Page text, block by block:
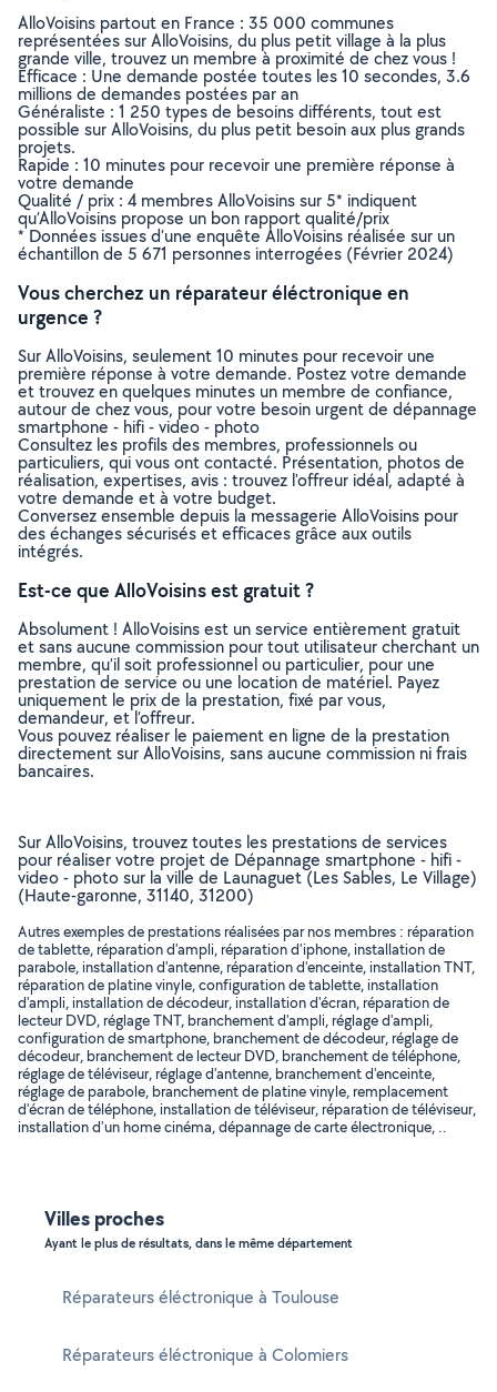
AlloVoisins partout en France : 35 000 communes
représentées sur AlloVoisins, du plus petit village à la plus
grande ville, trouvez un membre à proximité de chez vous !
Efficace : Une demande postée toutes les 10 secondes, 3.6
millions de demandes postées par an
Généraliste : 1 250 types de besoins différents, tout est
possible sur AlloVoisins, du plus petit besoin aux plus grands
projets.
Rapide : 10 minutes pour recevoir une première réponse à
votre demande
Qualité / prix : 4 membres AlloVoisins sur 5* indiquent
qu’AlloVoisins propose un bon rapport qualité/prix
* Données issues d’une enquête AlloVoisins réalisée sur un
échantillon de 5 671 personnes interrogées (Février 2024)
Vous cherchez un réparateur éléctronique en
urgence ?
Sur AlloVoisins, seulement 10 minutes pour recevoir une
première réponse à votre demande. Postez votre demande
et trouvez en quelques minutes un membre de confiance,
autour de chez vous, pour votre besoin urgent de dépannage
smartphone - hifi - video - photo
Consultez les profils des membres, professionnels ou
particuliers, qui vous ont contacté. Présentation, photos de
réalisation, expertises, avis : trouvez l'offreur idéal, adapté à
votre demande et à votre budget.
Conversez ensemble depuis la messagerie AlloVoisins pour
des échanges sécurisés et efficaces grâce aux outils
intégrés.
Est-ce que AlloVoisins est gratuit ?
Absolument ! AlloVoisins est un service entièrement gratuit
et sans aucune commission pour tout utilisateur cherchant un
membre, qu’il soit professionnel ou particulier, pour une
prestation de service ou une location de matériel. Payez
uniquement le prix de la prestation, fixé par vous,
demandeur, et l’offreur.
Vous pouvez réaliser le paiement en ligne de la prestation
directement sur AlloVoisins, sans aucune commission ni frais
bancaires.
Sur AlloVoisins, trouvez toutes les prestations de services
pour réaliser votre projet de Dépannage smartphone - hifi -
video - photo sur la ville de Launaguet (Les Sables, Le Village)
(Haute-garonne, 31140, 31200)
Autres exemples de prestations réalisées par nos membres : réparation
de tablette, réparation d'ampli, réparation d'iphone, installation de
parabole, installation d'antenne, réparation d'enceinte, installation TNT,
réparation de platine vinyle, configuration de tablette, installation
d'ampli, installation de décodeur, installation d'écran, réparation de
lecteur DVD, réglage TNT, branchement d'ampli, réglage d'ampli,
configuration de smartphone, branchement de décodeur, réglage de
décodeur, branchement de lecteur DVD, branchement de téléphone,
réglage de téléviseur, réglage d'antenne, branchement d'enceinte,
réglage de parabole, branchement de platine vinyle, remplacement
d'écran de téléphone, installation de téléviseur, réparation de téléviseur,
installation d'un home cinéma, dépannage de carte électronique, ..
Villes proches
Ayant le plus de résultats, dans le même département
Réparateurs éléctronique à Toulouse
Réparateurs éléctronique à Colomiers